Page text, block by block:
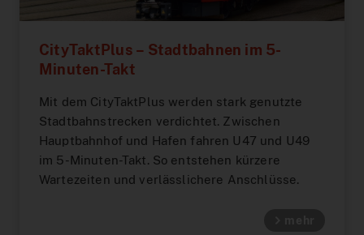
CityTaktPlus – Stadtbahnen im 5-
Minuten-Takt
Mit dem CityTaktPlus werden stark genutzte
Stadtbahnstrecken verdichtet. Zwischen
Hauptbahnhof und Hafen fahren U47 und U49
im 5-Minuten-Takt. So entstehen kürzere
Wartezeiten und verlässlichere Anschlüsse.